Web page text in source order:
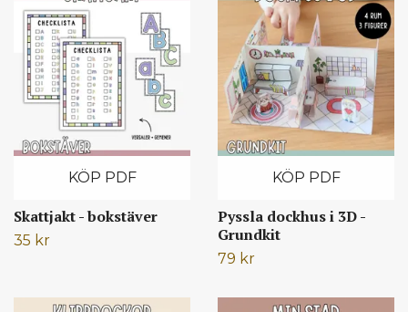
KÖP PDF
Skattjakt - bokstäver
35 kr
KÖP PDF
Pyssla dockhus i 3D -
Grundkit
79 kr